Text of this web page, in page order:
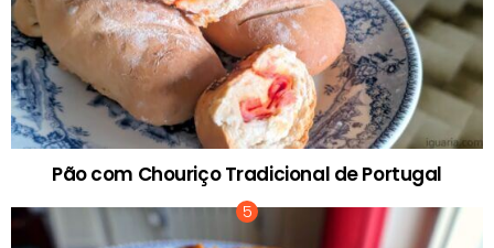
Pão com Chouriço Tradicional de Portugal